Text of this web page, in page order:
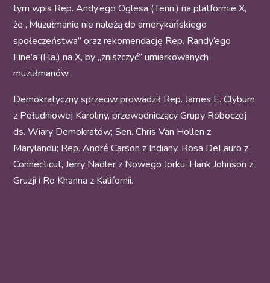
tym wpis Rep. Andy’ego Oglesa (Tenn.) na platformie X,
że „Muzułmanie nie należą do amerykańskiego
społeczeństwa” oraz rekomendację Rep. Randy’ego
Fine’a (Fla.) na X, by „zniszczyć” umiarkowanych
muzułmanów.
Demokratyczny sprzeciw prowadził Rep. James E. Clyburn
z Południowej Karoliny, przewodniczący Grupy Roboczej
ds. Wiary Demokratów; Sen. Chris Van Hollen z
Marylandu; Rep. André Carson z Indiany, Rosa DeLauro z
Connecticut, Jerry Nadler z Nowego Jorku, Hank Johnson z
Gruzji i Ro Khanna z Kalifornii.